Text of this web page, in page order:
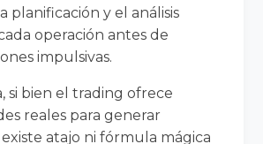
planificación y el análisis
operación antes de
impulsivas.
si bien el trading ofrece
reales para generar
atajo ni fórmula mágica